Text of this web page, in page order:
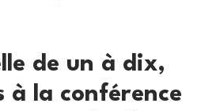
de un à dix,
la conférence